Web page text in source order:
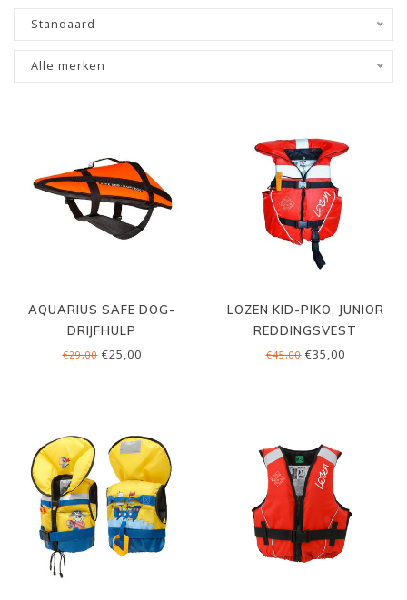
Standaard
Alle merken
AQUARIUS SAFE DOG-
DRIJFHULP
€29,00€25,00
LOZEN KID-PIKO, JUNIOR
REDDINGSVEST
€45,00€35,00